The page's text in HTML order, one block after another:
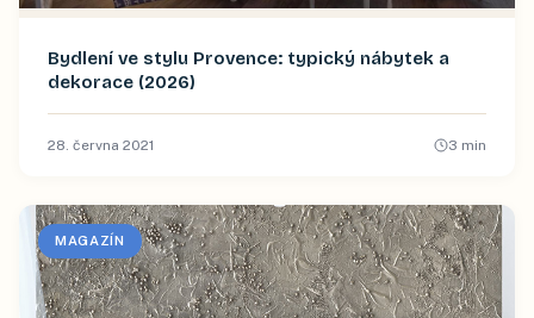
Bydlení ve stylu Provence: typický nábytek a
dekorace (2026)
28. června 2021 3 min
MAGAZÍN